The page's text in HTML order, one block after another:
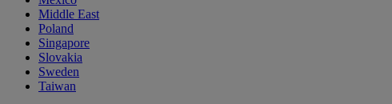
Middle East
Poland
Singapore
Slovakia
Sweden
Taiwan